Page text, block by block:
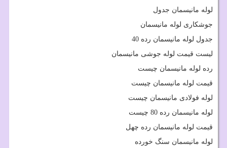
لوله مانیسمان جدول
جوشکاری لوله مانیسمان
جدول لوله مانیسمان رده 40
لیست قیمت لوله جوشی مانیسمان
رده لوله مانیسمان چیست
قیمت لوله مانیسمان چیست
لوله فولادی مانیسمان چیست
لوله مانیسمان رده 80 چیست
قیمت لوله مانیسمان رده چهل
لوله مانیسمان سنگ خورده